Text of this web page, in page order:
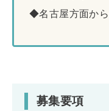
◆名古屋方面から
募集要項